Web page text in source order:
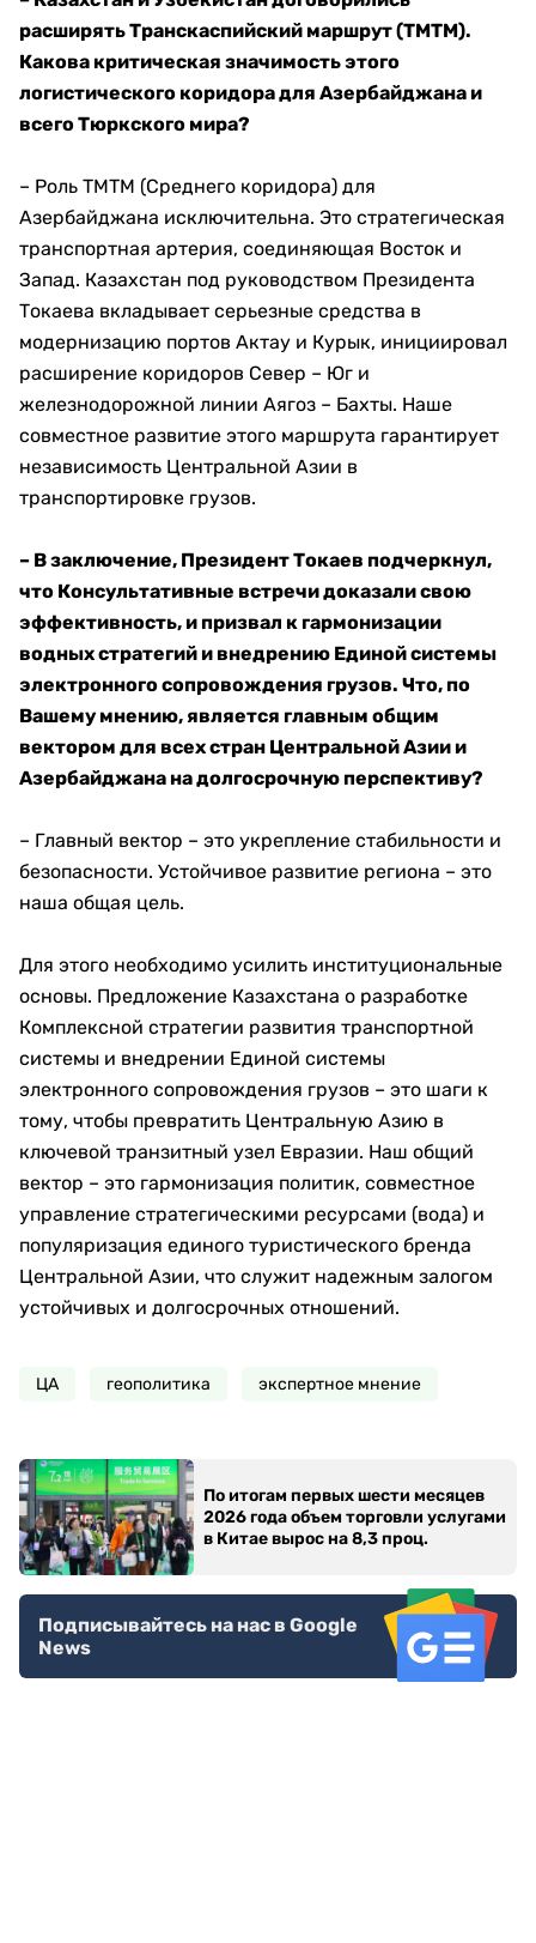
расширять Транскаспийский маршрут (ТМТМ).
Какова критическая значимость этого
логистического коридора для Азербайджана и
всего Тюркского мира?
– Роль ТМТМ (Среднего коридора) для
Азербайджана исключительна. Это стратегическая
транспортная артерия, соединяющая Восток и
Запад. Казахстан под руководством Президента
Токаева вкладывает серьезные средства в
модернизацию портов Актау и Курык, инициировал
расширение коридоров Север – Юг и
железнодорожной линии Аягоз – Бахты. Наше
совместное развитие этого маршрута гарантирует
независимость Центральной Азии в
транспортировке грузов.
– В заключение, Президент Токаев подчеркнул,
что Консультативные встречи доказали свою
эффективность, и призвал к гармонизации
водных стратегий и внедрению Единой системы
электронного сопровождения грузов. Что, по
Вашему мнению, является главным общим
вектором для всех стран Центральной Азии и
Азербайджана на долгосрочную перспективу?
– Главный вектор – это укрепление стабильности и
безопасности. Устойчивое развитие региона – это
наша общая цель.
Для этого необходимо усилить институциональные
основы. Предложение Казахстана о разработке
Комплексной стратегии развития транспортной
системы и внедрении Единой системы
электронного сопровождения грузов – это шаги к
тому, чтобы превратить Центральную Азию в
ключевой транзитный узел Евразии. Наш общий
вектор – это гармонизация политик, совместное
управление стратегическими ресурсами (вода) и
популяризация единого туристического бренда
Центральной Азии, что служит надежным залогом
устойчивых и долгосрочных отношений.
ЦА геополитика экспертное мнение
По итогам первых шести месяцев
2026 года объем торговли услугами
в Китае вырос на 8,3 проц.
Подписывайтесь на нас в Google
News